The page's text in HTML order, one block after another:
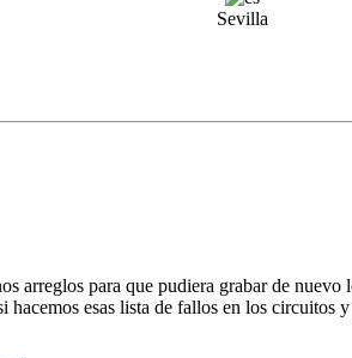
Sevilla
arreglos para que pudiera grabar de
esas lista de fallos en los circuitos